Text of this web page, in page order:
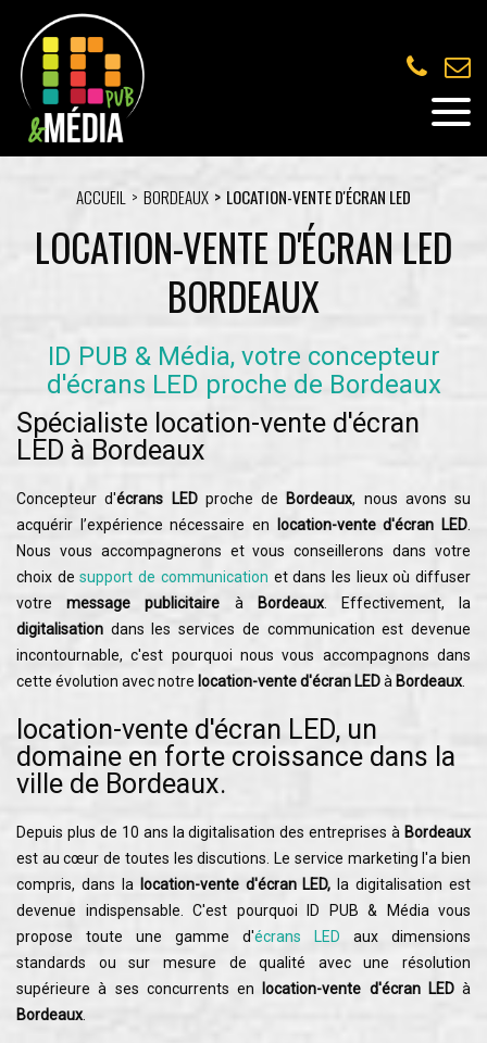
ACCUEIL BORDEAUX LOCATION-VENTE D'ÉCRAN LED
LOCATION-VENTE D'ÉCRAN LED
BORDEAUX
ID PUB & Média, votre concepteur
d'écrans LED proche de Bordeaux
Spécialiste location-vente d'écran
LED à Bordeaux
Concepteur d'écrans LEDproche de Bordeaux, nous avons su
acquérir l’expérience nécessaire en
location-vente d'écran LED
Nous vous accompagnerons et vous conseillerons dans votre
choix desupport de communication et dans les lieux où diffuser
votremessage publicitaire à Bordeaux. Effectivement, la
digitalisation dans les services de communication est devenue
incontournable, c'est pourquoi nous vous accompagnons dans
cette évolution avec notre location-vente d'écran LEDà Bordeaux.
location-vente d'écran LED, un
domaine en forte croissance dans la
ville de Bordeaux.
Depuis plus de 10 ans la digitalisation des entreprises à Bordeaux
est au cœur de toutes les discutions. Le service marketing l'a bien
compris, dans la
location-vente d'écran LED, la digitalisation est
devenue indispensable. C'est pourquoi ID PUB & Média vous
propose toute une gamme d'écrans LED aux dimensions
standards ou sur mesure de qualité avec une résolution
supérieure à ses concurrents en
location-vente d'écran LEDà
Bordeaux